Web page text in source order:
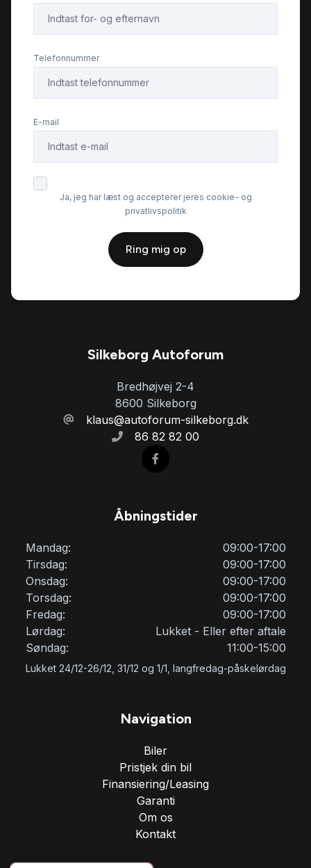
Telefonnummer
E-mail
Ja, jeg har læst og accepterer jeres cookie- og
privatlivspolitik
Ring mig op
Silkeborg Autoforum
Bredhøjvej 2-4
8600 Silkeborg
klaus@autoforum-silkeborg.dk
86 82 82 00
Åbningstider
Mandag:
09:00-17:00
Tirsdag:
09:00-17:00
Onsdag:
09:00-17:00
Torsdag:
09:00-17:00
Fredag:
09:00-17:00
Lørdag:
Lukket - Eller efter aftale
Søndag:
11:00-15:00
Lukket 24/12-26/12, 31/12 og 1/1, langfredag-påskelørdag
Navigation
Biler
Pristjek din bil
Finansiering/Leasing
Garanti
Om os
Kontakt